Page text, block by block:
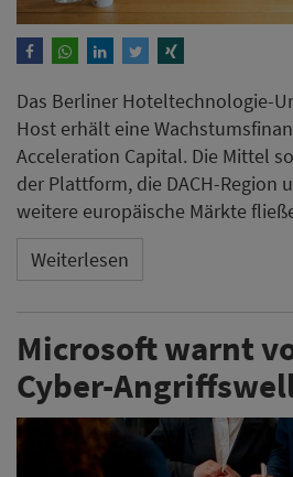
Das Berliner Hoteltechnologie-
Host erhält eine
Acceleration Capital. Die Mittel
der Plattform, die DACH-Region
weitere europäische Märkte
Weiterlesen
Microsoft warnt
Cyber-